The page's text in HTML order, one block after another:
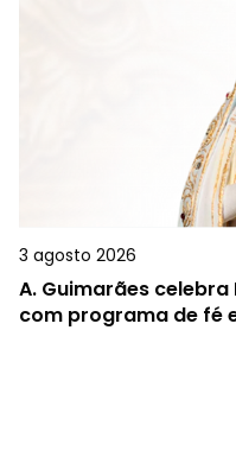
3 agosto 2026
A. Guimarães celebra
com programa de fé